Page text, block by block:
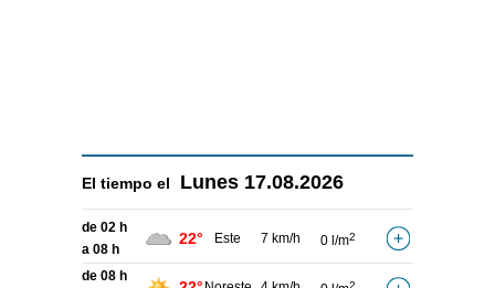
El tiempo el Lunes 17.08.2026
de 02 h
a 08 h
22° Este 7 km/h 0 l/m2
de 08 h